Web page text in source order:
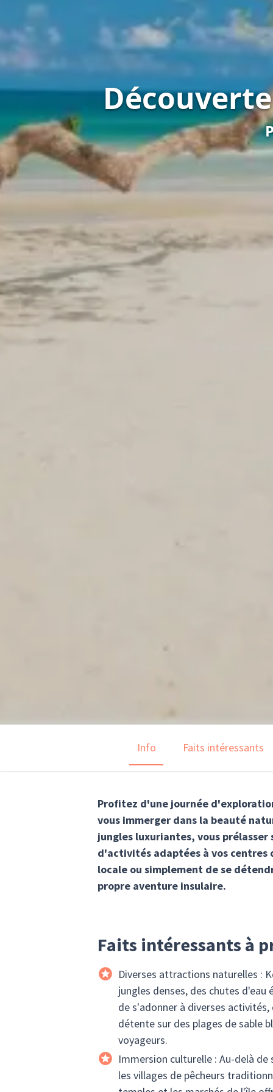
Info Faits intéressants
Profitez d'une journée
vous immerger dans la beauté
jungles luxuriantes, vous prélasser
d'activités adaptées à vos
locale ou simplement de se
propre aventure insulaire.
Faits intéressants à
Diverses attractions naturelles :
jungles denses, des chutes
de s'adonner à diverses
détente sur des plages de sable
voyageurs.
Immersion culturelle : Au-delà
les villages de pêcheurs